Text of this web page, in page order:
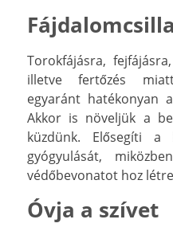
Torokfájásra,
illetve fertőzés
egyaránt hatékonyan
Akkor is növeljük a
küzdünk. Elősegíti a
gyógyulását,
védőbevonatot hoz
Óvja a szívet